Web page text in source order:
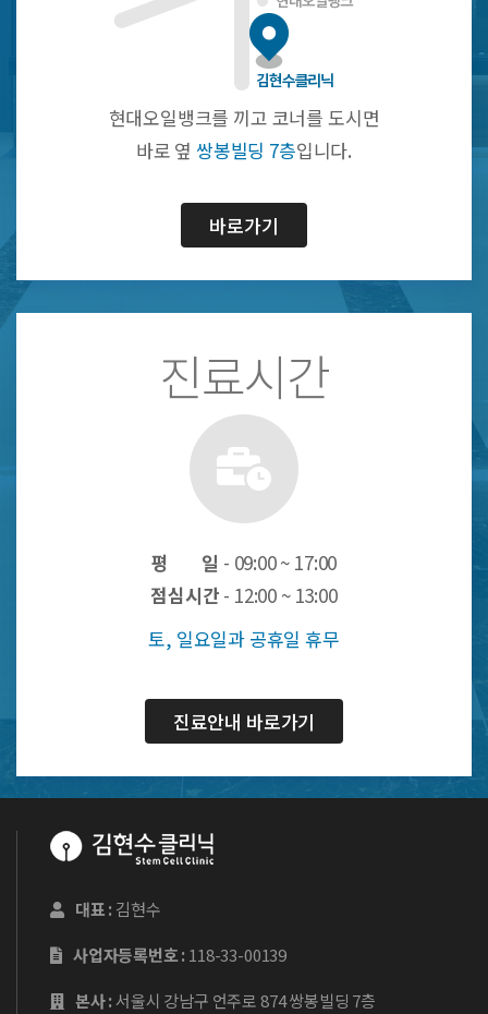
현대오일뱅크를 끼고 코너를 도시면
바로 옆 쌍봉빌딩 7층입니다.
바로가기
진료시간
평 일 - 09:00 ~ 17:00
점심시간 - 12:00 ~ 13:00
토, 일요일과 공휴일 휴무
진료안내 바로가기
대표 :김현수
사업자등록번호 :118-33-00139
본사 :서울시 강남구 언주로 874 쌍봉빌딩 7층